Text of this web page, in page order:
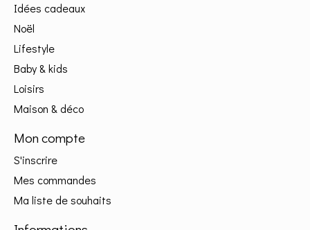
Idées cadeaux
Noël
Lifestyle
Baby & kids
Loisirs
Maison & déco
Mon compte
S'inscrire
Mes commandes
Ma liste de souhaits